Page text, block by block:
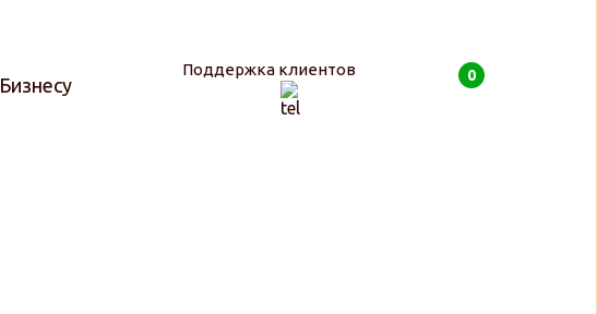
Бизнесу
Поддержка клиентов 0